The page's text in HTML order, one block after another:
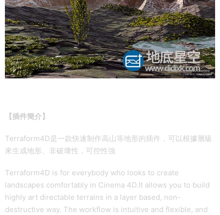
【插件簡介】
Terraform4D是一款快速制作高山等地形的插件，可以根據層級
來生成地形、非破壞性，可控性強
Terraform4D is for everybody who looks to create
landscapes comfortably in Cinema 4D.It allows you to build
highly art directable terrains in a layer based, non-
destructive way. The workflow is intuitive and flexible, and